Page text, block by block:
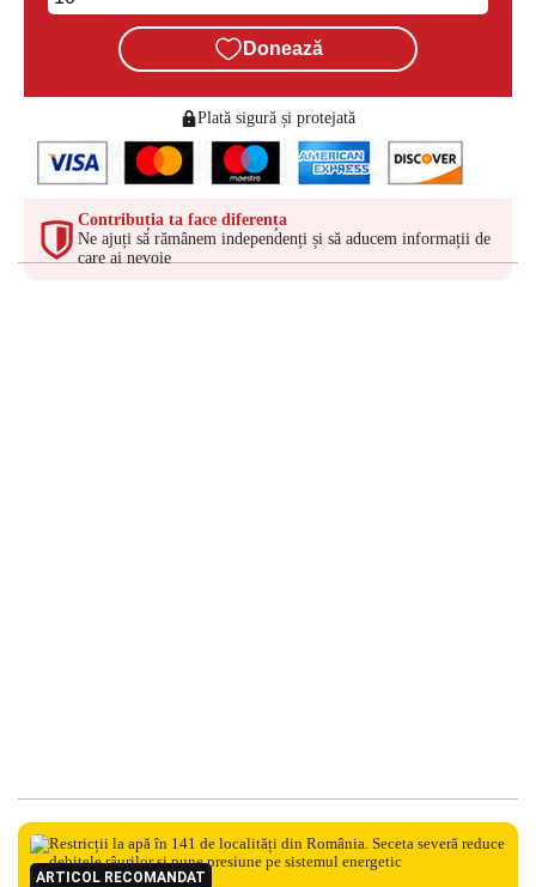
Donează
Plată sigură și protejată
Contribuția ta face diferența
Ne ajuți să rămânem independenți și să aducem informații de
care ai nevoie
ARTICOL RECOMANDAT